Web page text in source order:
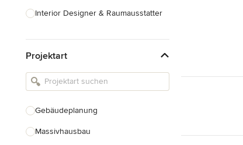
Interior Designer & Raumausstatter
Landschaftsarchitekten
Armaturen & Sanitärbedarf
Einbauschränke
Projektart
Gebäudeplanung
Massivhausbau